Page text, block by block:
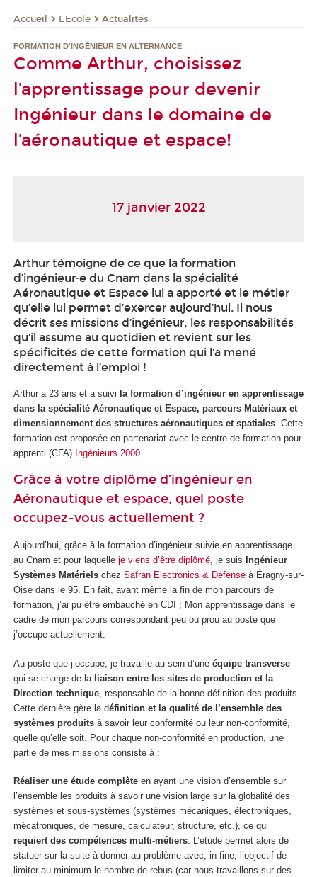
Accueil L'Ecole Actualités
FORMATION D'INGÉNIEUR EN ALTERNANCE
Comme Arthur, choisissez
l’apprentissage pour devenir
Ingénieur dans le domaine de
l’aéronautique et espace!
17 janvier 2022
Arthur témoigne de ce que la formation
d’ingénieur·e du Cnam dans la spécialité
Aéronautique et Espace lui a apporté et le métier
qu’elle lui permet d’exercer aujourd’hui. Il nous
décrit ses missions d’ingénieur, les responsabilités
qu’il assume au quotidien et revient sur les
spécificités de cette formation qui l’a mené
directement à l’emploi !
Arthur a 23 ans et a suivi la formation d’ingénieur en apprentissage
dans la spécialité Aéronautique et Espace, parcours Matériaux et
dimensionnement des structures aéronautiques et spatiales . Cette
formation est proposée en partenariat avec le centre de formation pour
apprenti (CFA) Ingénieurs 2000.
Grâce à votre diplôme d’ingénieur en
Aéronautique et espace, quel poste
occupez-vous actuellement ?
Aujourd’hui, grâce à la formation d’ingénieur suivie en apprentissage
au Cnam et pour laquelle je viens d’être diplômé, je suis Ingénieur
Systèmes Matériels chez Safran Electronics & Défense à Éragny-sur-
Oise dans le 95. En fait, avant même la fin de mon parcours de
formation, j’ai pu être embauché en CDI ; Mon apprentissage dans le
cadre de mon parcours correspondant peu ou prou au poste que
j’occupe actuellement.
Au poste que j’occupe, je travaille au sein d’une équipe transverse
qui se charge de la liaison entre les sites de production et la
Direction technique , responsable de la bonne définition des produits.
Cette dernière gère la définition et la qualité de l’ensemble des
systèmes produits à savoir leur conformité ou leur non-conformité,
quelle qu’elle soit. Pour chaque non-conformité en production, une
partie de mes missions consiste à :
Réaliser une étude complète en ayant une vision d’ensemble sur
l’ensemble les produits à savoir une vision large sur la globalité des
systèmes et sous-systèmes (systèmes mécaniques, électroniques,
mécatroniques, de mesure, calculateur, structure, etc.), ce qui
requiert des compétences multi-métiers. L’étude permet alors de
statuer sur la suite à donner au problème avec, in fine, l’objectif de
limiter au minimum le nombre de rebus (car nous travaillons sur des